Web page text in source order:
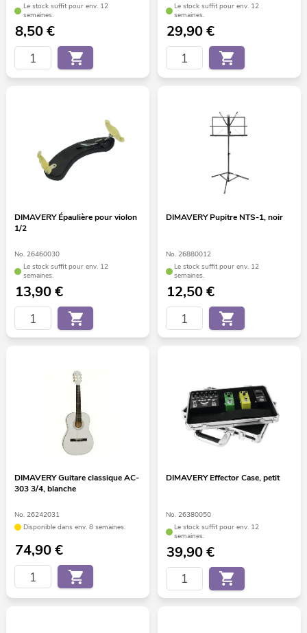
Le stock suffit pour env. 12
semaines.
8,50€
Le stock suffit pour env. 12
semaines.
29,90€
DIMAVERY Épaulière pour violon
1/2
No. 26460030
Le stock suffit pour env. 12
semaines.
13,90€
DIMAVERY Pupitre NTS-1, noir
No. 26880012
Le stock suffit pour env. 12
semaines.
12,50€
DIMAVERY Guitare classique AC-
303 3/4, blanche
No. 26242031
Disponible dans env. 8 semaines.
74,90€
DIMAVERY Effector Case, petit
No. 26380050
Le stock suffit pour env. 12
semaines.
39,90€